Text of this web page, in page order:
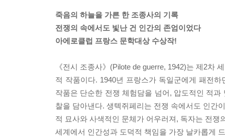
죽음의 하늘을 가른 한 조종사의 기록
전쟁의 속에서도 빛난 건 인간의 존엄이었다
아에로클럽 프랑스 문학대상 수상작!
《전시 조종사》(Pilote de guerre, 1942)는 제2차
적 작품이다. 1940년 프랑스가 독일군에게 패전
작품은 단순한 전쟁 체험담을 넘어, 압도적인 적
찰을 담아낸다. 생텍쥐페리는 전쟁 속에서도 인간
적 묘사와 사색적인 문체가 어우러져, 독자는 전
세계에서 인간성과 도덕적 책임을 가장 날카롭게